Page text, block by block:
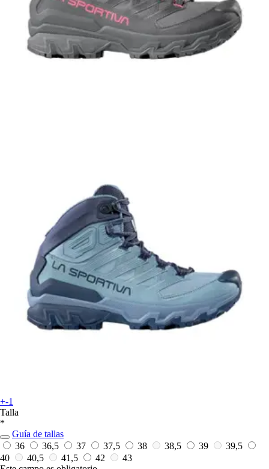
+-1
Talla
*
Guía de tallas
36
36,5 37 37,5 38 38,5 39
39,5
40
40,5 41,5 42
43